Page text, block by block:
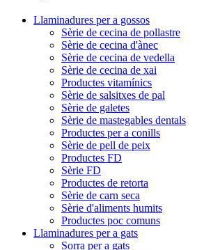
Llaminadures per a gossos
Sèrie de cecina de pollastre
Sèrie de cecina d'ànec
Sèrie de cecina de vedella
Sèrie de cecina de xai
Productes vitamínics
Sèrie de salsitxes de pal
Sèrie de galetes
Sèrie de mastegables dentals
Productes per a conills
Sèrie de pell de peix
Productes FD
Sèrie FD
Productes de retorta
Sèrie de carn seca
Sèrie d'aliments humits
Productes poc comuns
Llaminadures per a gats
Sorra per a gats